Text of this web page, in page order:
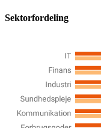
Sektorfordeling